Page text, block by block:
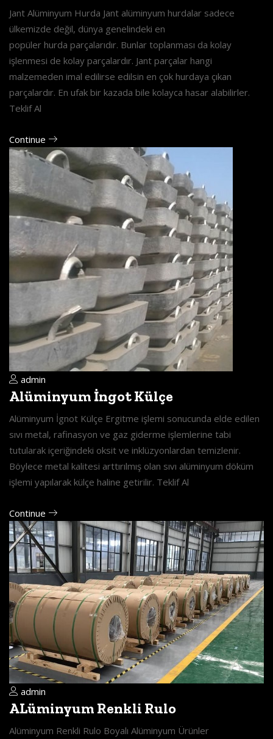
Jant Alüminyum Hurda Jant alüminyum hurdalar sadece
ülkemizde değil, dünya genelindeki en
popüler hurda parçalarıdır. Bunlar toplanması da kolay
işlenmesi de kolay parçalardır. Jant parçalar hangi
malzemeden imal edilirse edilsin en çok hurdaya çıkan
parçalardır. En ufak bir kazada bile kolayca hasar alabilirler.
Teklif Al
Continue
admin
Alüminyum İngot Külçe
Alüminyum İgnot Külçe Ergitme işlemi sonucunda elde edilen
sıvı metal, rafinasyon ve gaz giderme işlemlerine tabi
tutularak içeriğindeki oksit ve inklüzyonlardan temizlenir.
Böylece metal kalitesi arttırılmış olan sıvı alüminyum döküm
işlemi yapılarak külçe haline getirilir. Teklif Al
Continue
admin
ALüminyum Renkli Rulo
Alüminyum Renkli Rulo Boyalı Alüminyum Ürünler